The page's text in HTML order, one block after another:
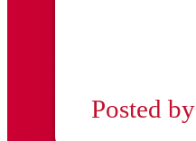
Posted by